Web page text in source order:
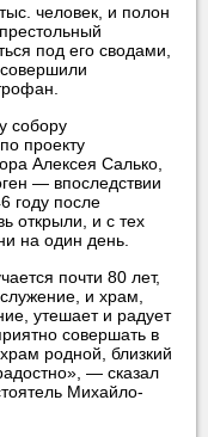
человек, и полон
под его сводами,
собору
проекту
Алексея Салько,
— впоследствии
году после
открыли, и с тех
на один день.
почти 80 лет,
и храм,
утешает и радует
совершать в
родной, близкий
— сказал
Михайло-